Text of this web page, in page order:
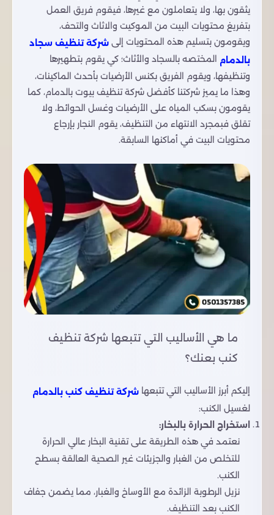
يثقون بها، ولا يتعاملون مع غيرها، فيقوم فريق العمل
بتفريغ محتويات البيت من الموكيت والاثاث والتحف،
ويقومون بتسليم هذه المحتويات إلى شركة تنظيف سجاد
بالدمام المختصه بالسجاد والأثاث؛ كي يقوم بتطهيرها
وتنظيفها، ويقوم الفريق بكنس الأرضيات بأحدث الماكينات،
وهذا ما يميز شركتنا كأفضل شركة تنظيف بيوت بالدمام، كما
يقومون بسكب المياه على الأرضيات وغسل الحوائط، ولا
تقلق فبمجرد الانتهاء من التنظيف، يقوم النجار بإرجاع
محتويات البيت في أماكنها السابقة.
ما هي الأساليب التي تتبعها شركة تنظيف
كنب بعنك؟
إليكم أبرز الأساليب التي تتبعها شركة تنظيف كنب بالدمام
لغسيل الكنب:
استخراج الحرارة بالبخار:
نعتمد في هذه الطريقة على تقنية البخار عالي الحرارة
للتخلص من الغبار والجزيئات غير الصحية العالقة بسطح
الكنب.
نزيل الرطوبة الزائدة مع الأوساخ والغبار، مما يضمن جفاف
الكنب بعد التنظيف.